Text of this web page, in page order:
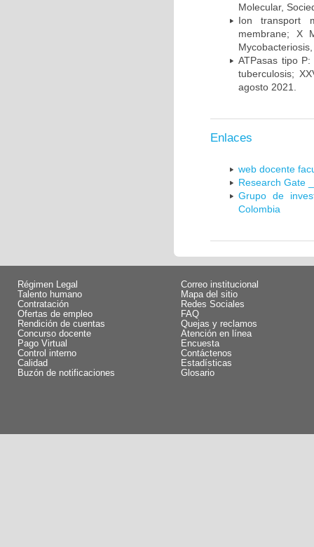
Molecular,
Ion transport
membrane; X
ATPasas tipo
tuberculosis;
agosto 2021.
Enlaces
web docente
Research Gate
Grupo de
Colombia
Régimen Legal
Talento humano
Contratación
Ofertas de empleo
Rendición de cuentas
Concurso docente
Pago Virtual
Control interno
Calidad
Buzón de notificaciones
Correo institucional
Mapa del sitio
Redes Sociales
FAQ
Quejas y reclamos
Atención en línea
Encuesta
Contáctenos
Estadísticas
Glosario